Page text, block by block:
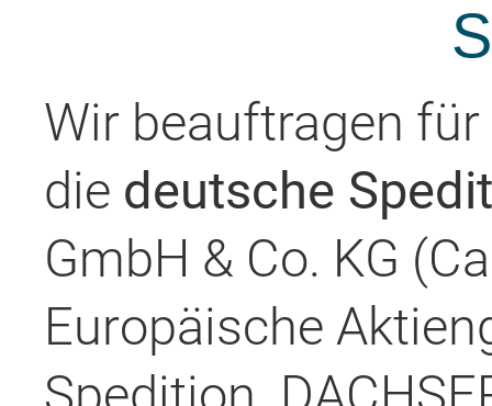
Wir beauftragen
die deutsche
GmbH & Co. KG
Europäische